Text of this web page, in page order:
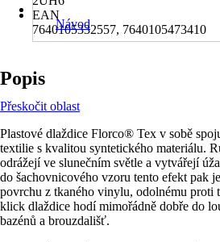
EAN
7640105332557, 7640105473410
Návod
Popis
Přeskočit oblast
Plastové dlaždice Florco® Tex v sobě
textilie s kvalitou syntetického materiálu.
odrážejí ve slunečním světle a vytvářejí
do šachovnicového vzoru tento efekt pak
povrchu z tkaného vinylu, odolnému proti
klick dlaždice hodí mimořádně dobře do
bazénů a brouzdališť.